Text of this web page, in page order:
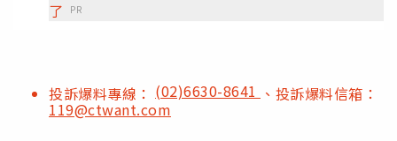
了
PR
投訴爆料專線： (02)6630-8641 、投訴爆料信箱：
119@ctwant.com